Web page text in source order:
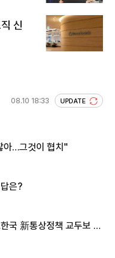
신
08.10 18:33 UPDATE
아…그것이 협치"
은?
국 新통상정책 교두보 활